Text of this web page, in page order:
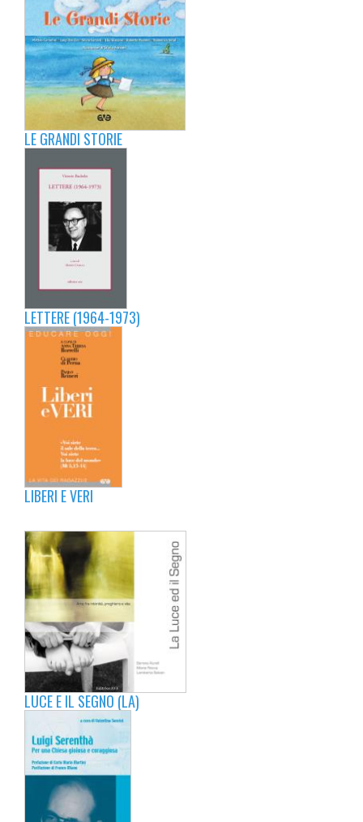
LE GRANDI STORIE
LETTERE (1964-1973)
LIBERI E VERI
LUCE E IL SEGNO (LA)